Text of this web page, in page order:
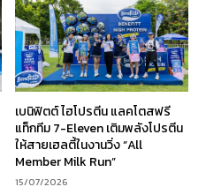
เบนิฟิตต์ ไฮโปรตีน แลคโตสฟรี
แท็กทีม 7-Eleven เติมพลังโปรตีน
ให้สายเฮลตี้ในงานวิ่ง “All
Member Milk Run”
15/07/2026